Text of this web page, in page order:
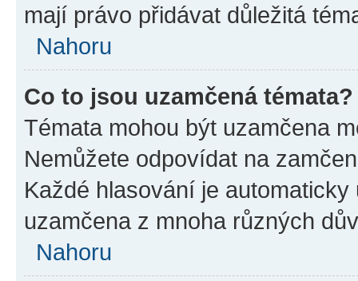
mají právo přidávat důležitá
Nahoru
Co to jsou uzamčená témata?
Témata mohou být uzamčena
Nemůžete odpovídat na
Každé hlasování je
uzamčena z mnoha různých
Nahoru